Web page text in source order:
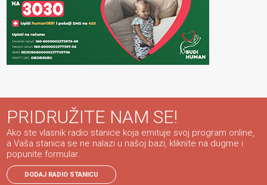
PRIDRUŽITE NAM SE!
Ako ste vlasnik radio stanice koja emituje svoj program online,
a Vaša stanica se ne nalazi u našoj bazi, kliknite na dugme i
popunite formular.
DODAJ RADIO STANICU